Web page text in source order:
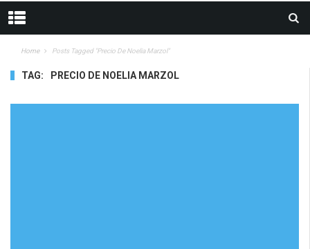
Home Posts Tagged "Precio De Noelia Marzol"
TAG: PRECIO DE NOELIA MARZOL